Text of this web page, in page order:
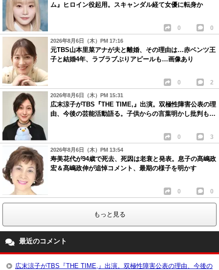
ム』ヒロイン役起用。スキャンダル経て女優に転身か
0 0
2026年8月6日（木）PM 17:16
元TBS山本里菜アナが夫と離婚、その理由は…赤ベンツ王
子と結婚4年、ラブラブぶりアピールも…画像あり
0 2
2026年8月6日（木）PM 15:31
広末涼子がTBS『THE TIME,』出演。双極性障害公表の理
由、今後の芸能活動語る。子供からの言葉明かし批判も…
0 3
2026年8月6日（木）PM 13:54
寿美花代が94歳で死去、死因は老衰と発表。息子の髙嶋政
宏＆髙嶋政伸が追悼コメント、最期の様子を明かす
0 0
もっと見る
最近のコメント
広末涼子がTBS『THE TIME,』出演。双極性障害公表の理由、今後の